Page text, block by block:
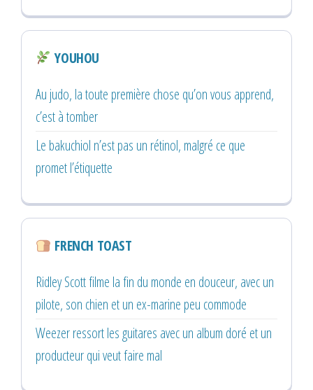
YOUHOU
Au judo, la toute première chose qu’on vous apprend,
c’est à tomber
Le bakuchiol n’est pas un rétinol, malgré ce que
promet l’étiquette
FRENCH TOAST
Ridley Scott filme la fin du monde en douceur, avec un
pilote, son chien et un ex-marine peu commode
Weezer ressort les guitares avec un album doré et un
producteur qui veut faire mal